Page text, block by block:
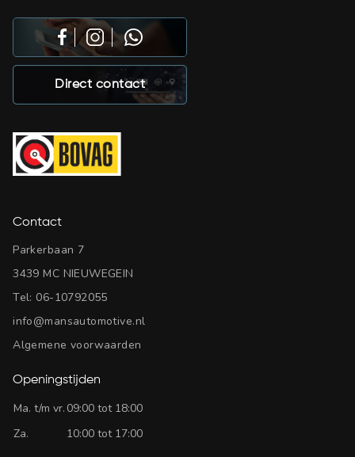
Direct contact
Contact
Parkerbaan 7
3439 MC NIEUWEGEIN
Tel: 06-10792055
info@mansautomotive.nl
Algemene voorwaarden
Openingstijden
Ma. t/m vr. 09:00 tot 18:00
Za.
10:00 tot 17:00